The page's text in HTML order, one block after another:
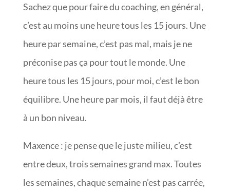
Sachez que pour faire du coaching, en général,
c’est au moins une heure tous les 15 jours. Une
heure par semaine, c’est pas mal, mais je ne
préconise pas ça pour tout le monde. Une
heure tous les 15 jours, pour moi, c’est le bon
équilibre. Une heure par mois, il faut déjà être
à un bon niveau.
Maxence : je pense que le juste milieu, c’est
entre deux, trois semaines grand max. Toutes
les semaines, chaque semaine n’est pas carrée,